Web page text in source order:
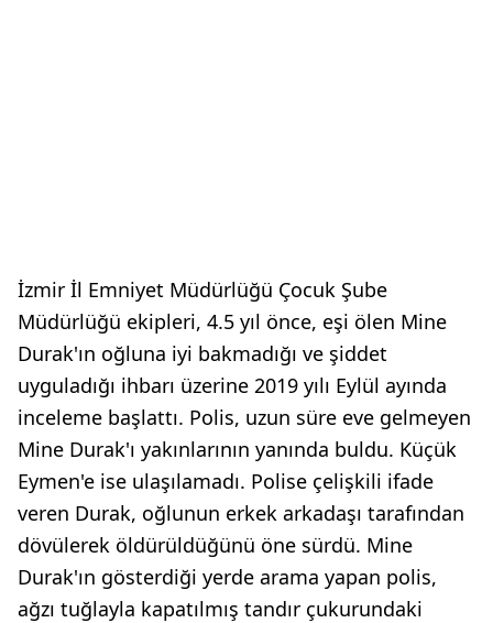
İzmir İl Emniyet Müdürlüğü Çocuk Şube
Müdürlüğü ekipleri, 4.5 yıl önce, eşi ölen Mine
Durak'ın oğluna iyi bakmadığı ve şiddet
uyguladığı ihbarı üzerine 2019 yılı Eylül ayında
inceleme başlattı. Polis, uzun süre eve gelmeyen
Mine Durak'ı yakınlarının yanında buldu. Küçük
Eymen'e ise ulaşılamadı. Polise çelişkili ifade
veren Durak, oğlunun erkek arkadaşı tarafından
dövülerek öldürüldüğünü öne sürdü. Mine
Durak'ın gösterdiği yerde arama yapan polis,
ağzı tuğlayla kapatılmış tandır çukurundaki